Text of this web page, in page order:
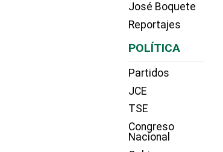
José Boquete
Reportajes
POLÍTICA
Partidos
JCE
TSE
Congreso
Nacional